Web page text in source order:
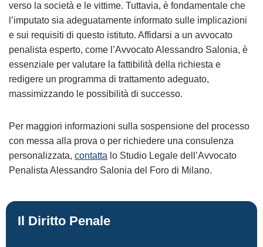
verso la società e le vittime. Tuttavia, è fondamentale che
l’imputato sia adeguatamente informato sulle implicazioni
e sui requisiti di questo istituto. Affidarsi a un avvocato
penalista esperto, come l’Avvocato Alessandro Salonia, è
essenziale per valutare la fattibilità della richiesta e
redigere un programma di trattamento adeguato,
massimizzando le possibilità di successo.
Per maggiori informazioni sulla sospensione del processo
con messa alla prova o per richiedere una consulenza
personalizzata, contatta lo Studio Legale dell’Avvocato
Penalista Alessandro Salonia del Foro di Milano.
Il Diritto Penale